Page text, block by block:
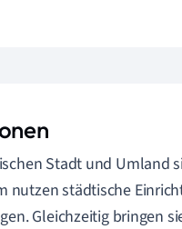
Stadt und Umland
nutzen städtische
Gleichzeitig bringen